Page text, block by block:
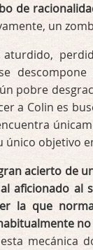
de
un
aturdido,
pobre
a Colin es
único objetivo
acierto de
aficionado al
la que
mecánica